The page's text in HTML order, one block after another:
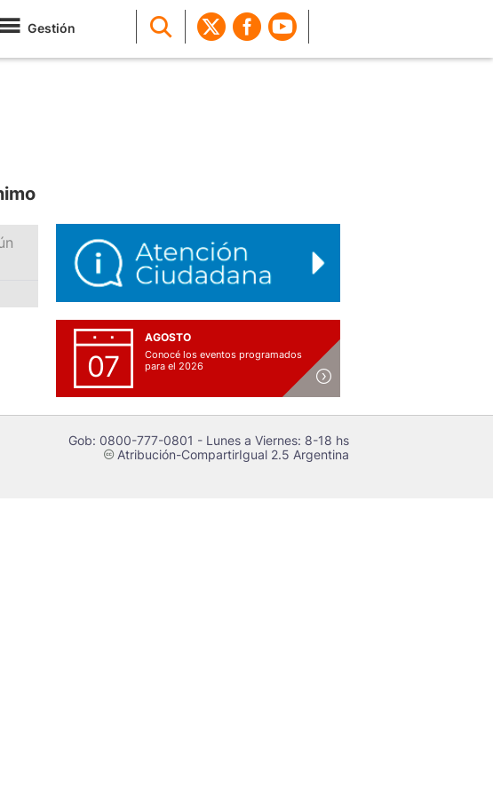
Gestión
07
AGOSTO
Conocé los eventos programados
para el 2026
Gob: 0800-777-0801 - Lunes a Viernes: 8-18 hs
cAtribución-CompartirIgual 2.5 Argentina